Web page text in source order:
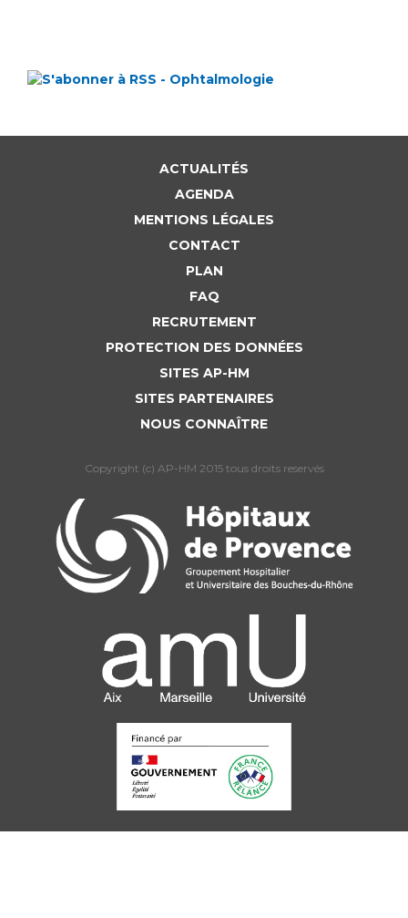
ACTUALITÉS
AGENDA
MENTIONS LÉGALES
CONTACT
PLAN
FAQ
RECRUTEMENT
PROTECTION DES DONNÉES
SITES AP-HM
SITES PARTENAIRES
NOUS CONNAÎTRE
Copyright (c) AP-HM 2015 tous droits reservés